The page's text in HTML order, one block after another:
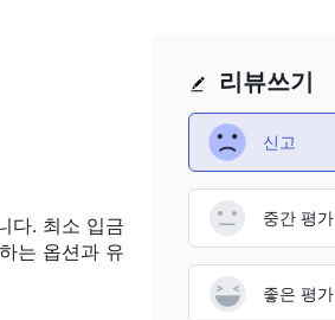
가 잠재적으
제된 대안을
거래자가
다. 최소 입금
는 옵션과 유
리뷰쓰기
신고
중간 평가
좋은 평가